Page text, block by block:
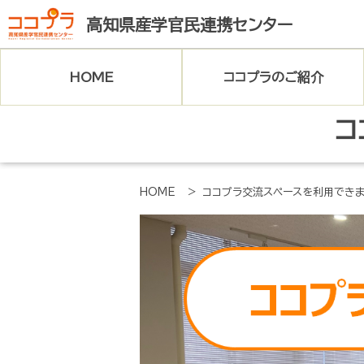
高知県産学官民連携センター
HOME ココプラのご紹介
交流スペース
アクセス
HOME > ココプラ交流スペースを利用でき